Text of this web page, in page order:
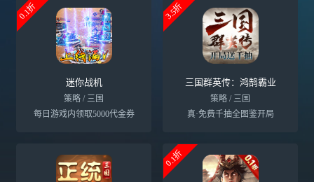
0.1折
迷你战机
策略 / 三国
每日游戏内领取5000代金券
3.5折
三国群英传：鸿鹄霸业
策略 / 三国
真·免费千抽全图鉴开局
0.1折